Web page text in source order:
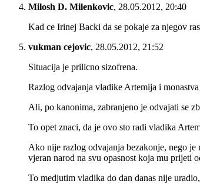
Milosh D. Milenkovic, 28.05.2012, 20:40
Kad ce Irinej Backi da se pokaje za njegov
vukman cejovic, 28.05.2012, 21:52
Situacija je prilicno sizofrena.
Razlog odvajanja vladike Artemija i
Ali, po kanonima, zabranjeno je odvajati se
To opet znaci, da je ovo sto radi vladika
Ako nije razlog odvajanja bezakonje, nego
vjeran narod na svu opasnost koja mu prijeti
To medjutim vladika do dan danas nije